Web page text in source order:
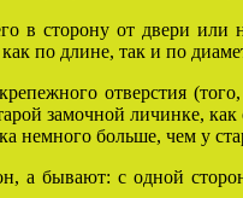
в сторону от двери
по длине, так и по
отверстия
замочной личинке,
немного больше, чем у
а бывают: с одной